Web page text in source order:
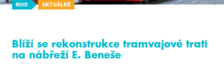
MHD AKTUÁLNĚ
Blíží se rekonstrukce tramvajové trati
na nábřeží E. Beneše